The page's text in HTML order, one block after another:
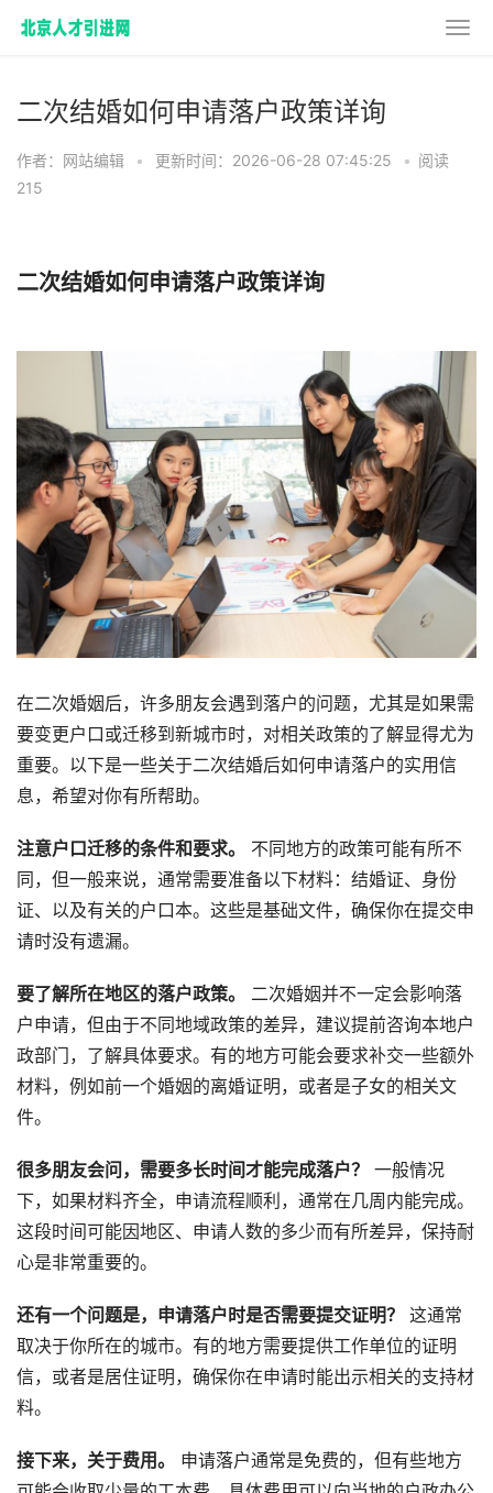
二次结婚如何申请落户政策详询
作者：网站编辑 • 更新时间：2026-06-28 07:45:25 • 阅读
215
二次结婚如何申请落户政策详询
在二次婚姻后，许多朋友会遇到落户的问题，尤其是如果需
要变更户口或迁移到新城市时，对相关政策的了解显得尤为
重要。以下是一些关于二次结婚后如何申请落户的实用信
息，希望对你有所帮助。
注意户口迁移的条件和要求。
不同地方的政策可能有所不
同，但一般来说，通常需要准备以下材料：结婚证、身份
证、以及有关的户口本。这些是基础文件，确保你在提交申
请时没有遗漏。
要了解所在地区的落户政策。
二次婚姻并不一定会影响落
户申请，但由于不同地域政策的差异，建议提前咨询本地户
政部门，了解具体要求。有的地方可能会要求补交一些额外
材料，例如前一个婚姻的离婚证明，或者是子女的相关文
件。
很多朋友会问，需要多长时间才能完成落户？
一般情况
下，如果材料齐全，申请流程顺利，通常在几周内能完成。
这段时间可能因地区、申请人数的多少而有所差异，保持耐
心是非常重要的。
还有一个问题是，申请落户时是否需要提交证明？
这通常
取决于你所在的城市。有的地方需要提供工作单位的证明
信，或者是居住证明，确保你在申请时能出示相关的支持材
料。
接下来，关于费用。
申请落户通常是免费的，但有些地方